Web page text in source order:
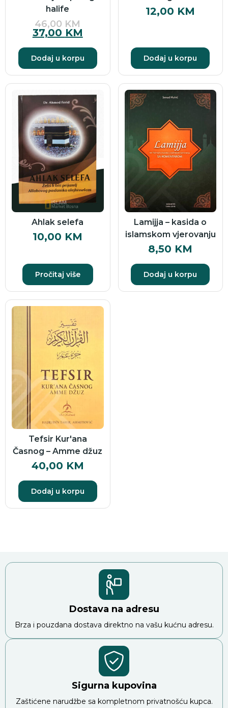
halife
46,00 KM
37,00 KM
Dodaj u korpu
12,00 KM
Dodaj u korpu
Ahlak selefa
10,00 KM
Pročitaj više
Lamijja – kasida o
islamskom vjerovanju
8,50 KM
Dodaj u korpu
Tefsir Kur'ana
Časnog – Amme džuz
40,00 KM
Dodaj u korpu
Dostava na adresu
Brza i pouzdana dostava direktno na vašu kućnu adresu.
Sigurna kupovina
Zaštićene narudžbe sa kompletnom privatnošću kupca.